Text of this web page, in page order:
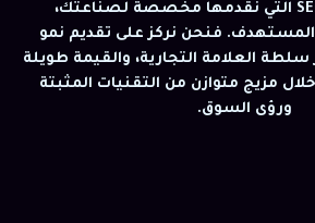
فاستراتيجيات SEO التي نقدمها مخصصة لصناعتك،
فنحن نركز على تقديم نمو
العلامة التجارية، والقيمة طويلة
مزيج متوازن من التقنيات المثبتة
ورؤى السوق.